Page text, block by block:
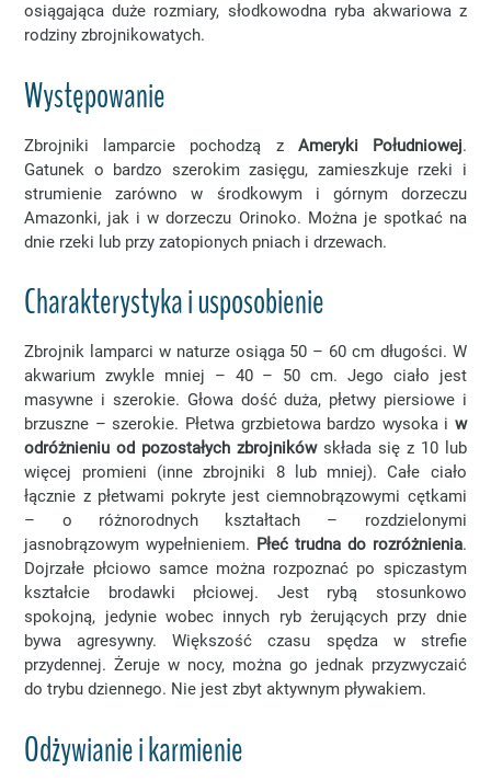
osiągająca duże rozmiary, słodkowodna ryba akwariowa z
rodziny zbrojnikowatych.
Występowanie
Zbrojniki lamparcie pochodzą z Ameryki Południowej.
Gatunek o bardzo szerokim zasięgu, zamieszkuje rzeki i
strumienie zarówno w środkowym i górnym dorzeczu
Amazonki, jak i w dorzeczu Orinoko. Można je spotkać na
dnie rzeki lub przy zatopionych pniach i drzewach.
Charakterystyka i usposobienie
Zbrojnik lamparci w naturze osiąga 50 – 60 cm długości. W
akwarium zwykle mniej – 40 – 50 cm. Jego ciało jest
masywne i szerokie. Głowa dość duża, płetwy piersiowe i
brzuszne – szerokie. Płetwa grzbietowa bardzo wysoka i w
odróżnieniu od pozostałych zbrojnikówskłada się z 10 lub
więcej promieni (inne zbrojniki 8 lub mniej). Całe ciało
łącznie z płetwami pokryte jest ciemnobrązowymi cętkami
– o różnorodnych kształtach – rozdzielonymi
jasnobrązowym wypełnieniem. Płeć trudna do rozróżnienia.
Dojrzałe płciowo samce można rozpoznać po spiczastym
kształcie brodawki płciowej. Jest rybą stosunkowo
spokojną, jedynie wobec innych ryb żerujących przy dnie
bywa agresywny. Większość czasu spędza w strefie
przydennej. Żeruje w nocy, można go jednak przyzwyczaić
do trybu dziennego. Nie jest zbyt aktywnym pływakiem.
Odżywianie i karmienie